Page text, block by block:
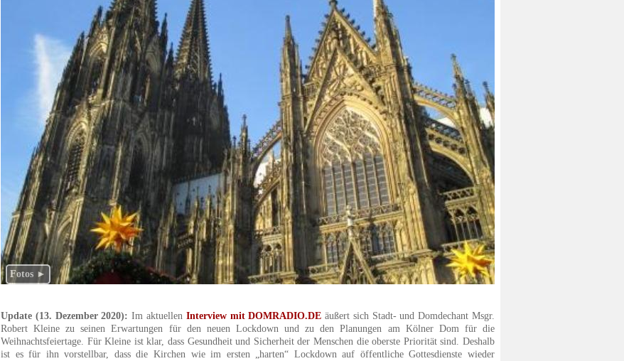
Fotos ►
Update (13. Dezember 2020): Im aktuellen Interview mit DOMRADIO.DE äußert sich Stadt- und Domdechant Msgr.
Robert Kleine zu seinen Erwartungen für den neuen Lockdown und zu den Planungen am Kölner Dom für die
Weihnachtsfeiertage. Für Kleine ist klar, dass Gesundheit und Sicherheit der Menschen die oberste Priorität sind. Deshalb
ist es für ihn vorstellbar, dass die Kirchen wie im ersten „harten“ Lockdown auf öffentliche Gottesdienste wieder